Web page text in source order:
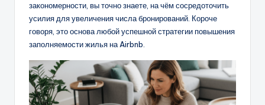
закономерности, вы точно знаете, на чём сосредоточить
усилия для увеличения числа бронирований. Короче
говоря, это основа любой успешной стратегии повышения
заполняемости жилья на Airbnb.